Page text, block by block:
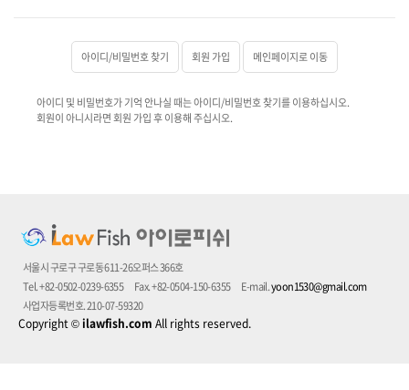
아이디/비밀번호 찾기 회원 가입 메인페이지로 이동
아이디 및 비밀번호가 기억 안나실 때는 아이디/비밀번호 찾기를 이용하십시오.
회원이 아니시라면 회원 가입 후 이용해 주십시오.
서울시 구로구 구로동 611-26오퍼스 366호
Tel. +82-0502-0239-6355
Fax. +82-0504-150-6355 E-mail.yoon1530@gmail.com
사업자등록번호. 210-07-59320
Copyright©ilawfish.com All rights reserved.